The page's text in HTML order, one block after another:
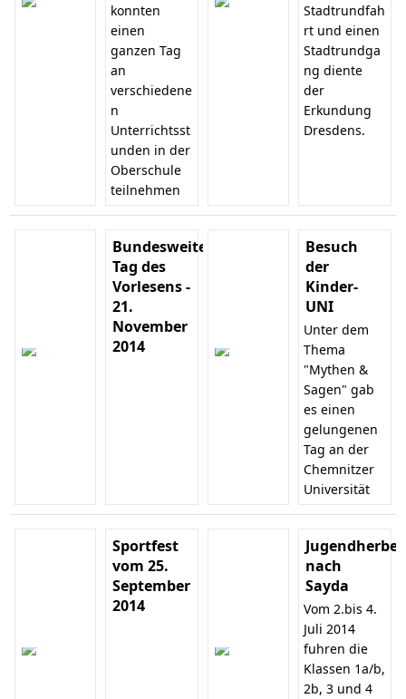
konnten
einen
ganzen Tag
an
verschiedene
n
Unterrichtsst
unden in der
Oberschule
teilnehmen
Stadtrundfah
rt und einen
Stadtrundga
ng diente
der
Erkundung
Dresdens.
Bundesweiter
Tag des
Vorlesens -
21.
November
2014
Besuch
der
Kinder-
UNI
Unter dem
Thema
"Mythen &
Sagen" gab
es einen
gelungenen
Tag an der
Chemnitzer
Universität
Sportfest
vom 25.
September
2014
nach
Sayda
Vom 2.bis 4.
Juli 2014
fuhren die
Klassen 1a/b,
2b, 3 und 4